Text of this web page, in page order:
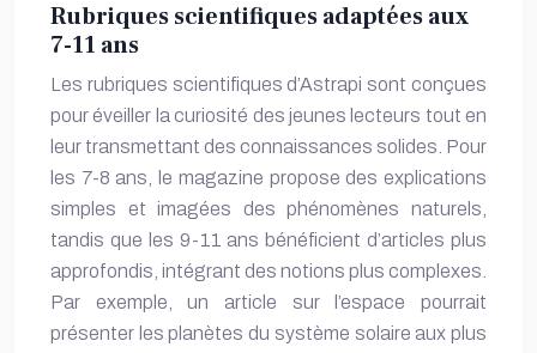
Rubriques scientifiques adaptées aux
7-11 ans
Les rubriques scientifiques d’Astrapi sont conçues
pour éveiller la curiosité des jeunes lecteurs tout en
leur transmettant des connaissances solides. Pour
les 7-8 ans, le magazine propose des explications
simples et imagées des phénomènes naturels,
tandis que les 9-11 ans bénéficient d’articles plus
approfondis, intégrant des notions plus complexes.
Par exemple, un article sur l’espace pourrait
présenter les planètes du système solaire aux plus